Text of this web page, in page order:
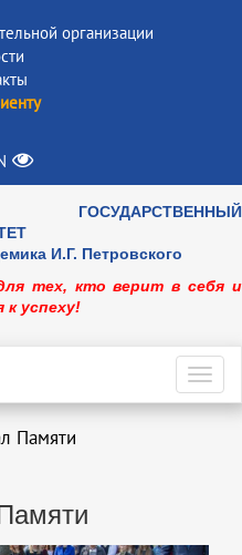
организации
ГОСУДАРСТВЕННЫЙ
И.Г. Петровского
тех, кто верит в себя и
успеху!
Памяти